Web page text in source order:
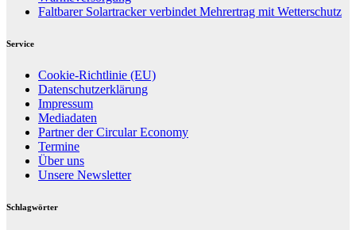
Faltbarer Solartracker verbindet Mehrertrag mit Wetterschutz
Service
Cookie-Richtlinie (EU)
Datenschutzerklärung
Impressum
Mediadaten
Partner der Circular Economy
Termine
Über uns
Unsere Newsletter
Schlagwörter